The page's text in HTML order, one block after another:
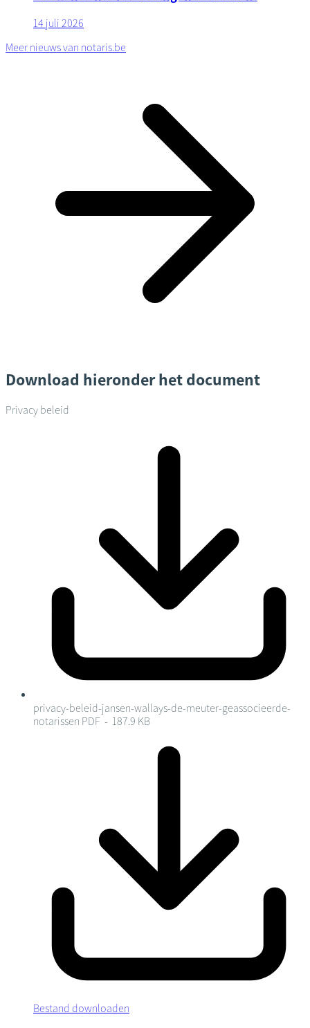
14 juli 2026
Meer nieuws van notaris.be
Download hieronder het document
Privacy beleid
privacy-beleid-jansen-wallays-de-meuter-geassocieerde-
notarissen PDF - 187.9 KB
Bestand downloaden